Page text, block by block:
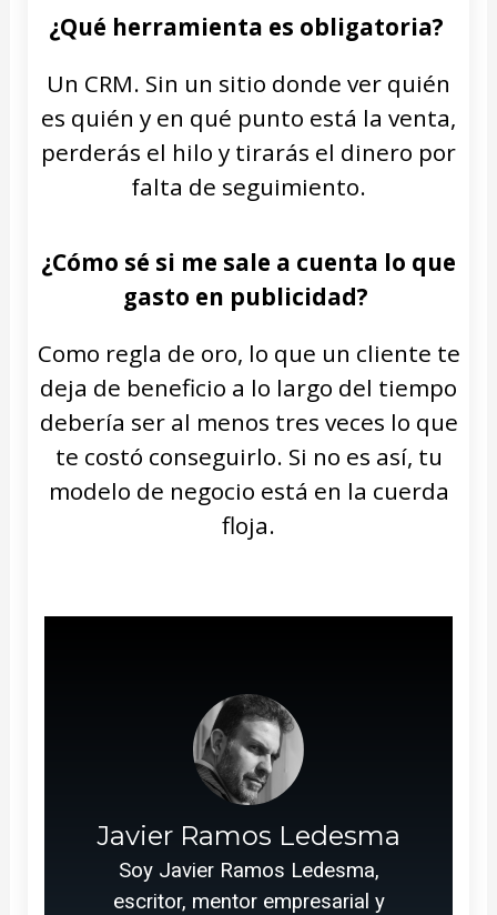
¿Qué herramienta es obligatoria?
Un CRM. Sin un sitio donde ver quién
es quién y en qué punto está la venta,
perderás el hilo y tirarás el dinero por
falta de seguimiento.
¿Cómo sé si me sale a cuenta lo que
gasto en publicidad?
Como regla de oro, lo que un cliente te
deja de beneficio a lo largo del tiempo
debería ser al menos tres veces lo que
te costó conseguirlo. Si no es así, tu
modelo de negocio está en la cuerda
floja.
Javier Ramos Ledesma
Soy Javier Ramos Ledesma,
escritor, mentor empresarial y